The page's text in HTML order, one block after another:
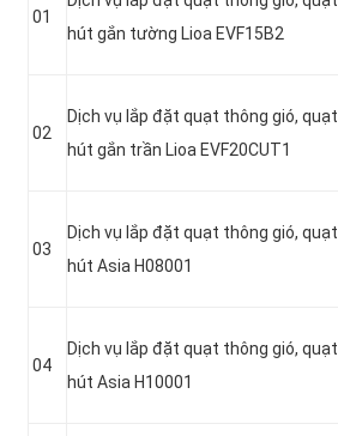
01
hút gắn tường Lioa EVF15B2
02
Dịch vụ lắp đặt quạt thông gió, quạt
hút gắn trần Lioa EVF20CUT1
03
Dịch vụ lắp đặt quạt thông gió, quạt
hút Asia H08001
04
Dịch vụ lắp đặt quạt thông gió, quạt
hút Asia H10001